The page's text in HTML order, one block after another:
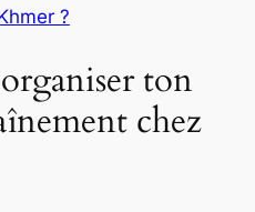
?
ton
chez